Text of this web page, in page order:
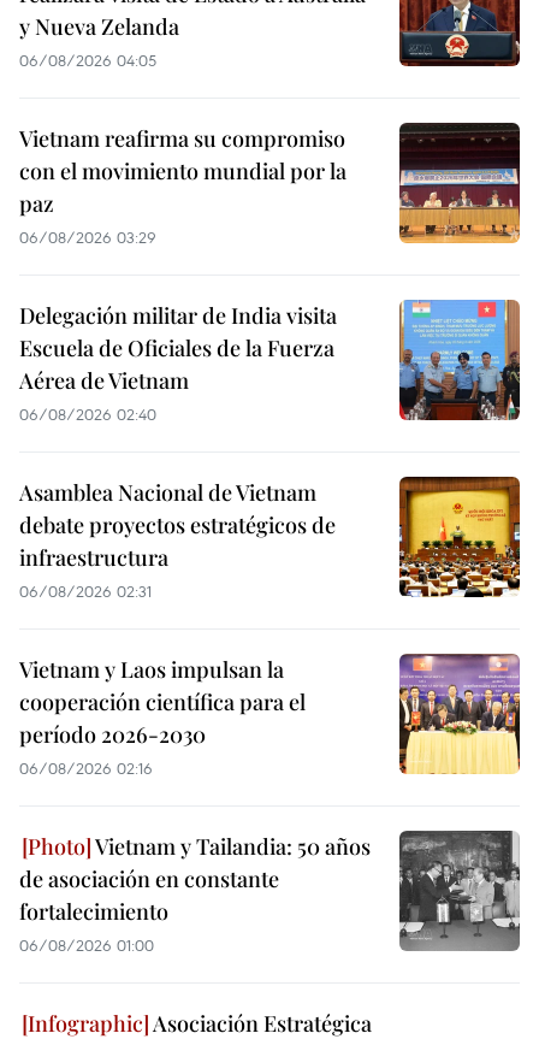
y Nueva Zelanda
06/08/2026 04:05
Vietnam reafirma su compromiso
con el movimiento mundial por la
paz
06/08/2026 03:29
Delegación militar de India visita
Escuela de Oficiales de la Fuerza
Aérea de Vietnam
06/08/2026 02:40
Asamblea Nacional de Vietnam
debate proyectos estratégicos de
infraestructura
06/08/2026 02:31
Vietnam y Laos impulsan la
cooperación científica para el
período 2026-2030
06/08/2026 02:16
Vietnam y Tailandia: 50 años
de asociación en constante
fortalecimiento
06/08/2026 01:00
Asociación Estratégica